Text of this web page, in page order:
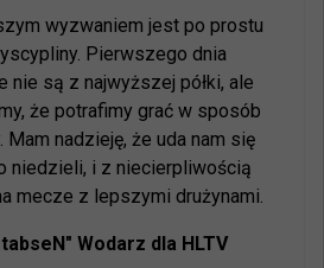
wyzwaniem jest po prostu
Pierwszego dnia
nie są z najwyższej półki, ale
że potrafimy grać w sposób
nadzieję, że uda nam się
niedzieli, i z niecierpliwością
mecze z lepszymi drużynami.
Wodarz dla HLTV